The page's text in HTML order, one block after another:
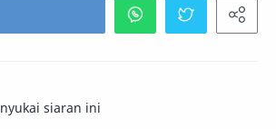
siaran ini